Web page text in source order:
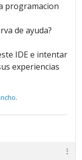
programacion
de ayuda?
IDE e intentar
experiencias
.